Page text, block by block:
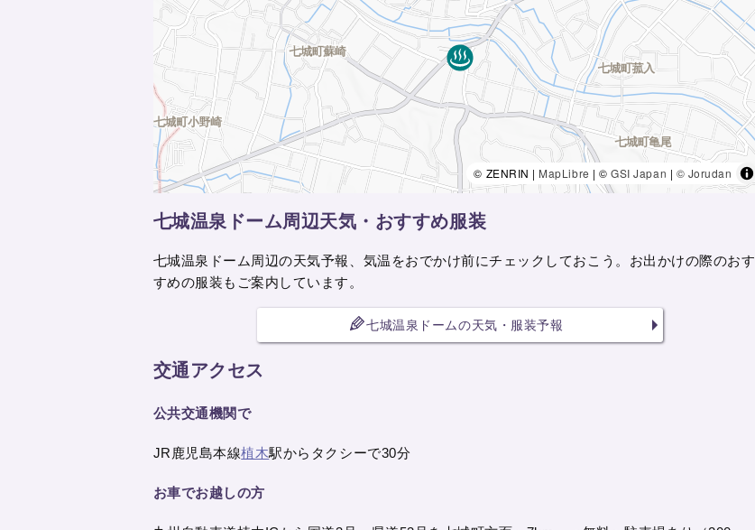
© ZENRIN | MapLibre | ©GSI Japan | © Jorudan
七城温泉ドーム周辺天気・おすすめ服装
七城温泉ドーム周辺の天気予報、気温をおでかけ前にチェックしておこう。お出かけの際のおす
すめの服装もご案内しています。
七城温泉ドームの天気・服装予報
交通アクセス
公共交通機関で
JR鹿児島本線植木駅からタクシーで30分
お車でお越しの方